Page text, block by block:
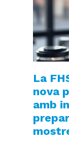
La
nova
amb